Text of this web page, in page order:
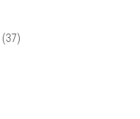
(37)